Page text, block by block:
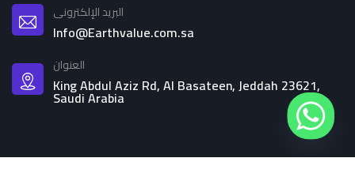
البريد الإلكترونى
Info@Earthvalue.com.sa
العنوان
King Abdul Aziz Rd, Al Basateen, Jeddah 23621,
Saudi Arabia